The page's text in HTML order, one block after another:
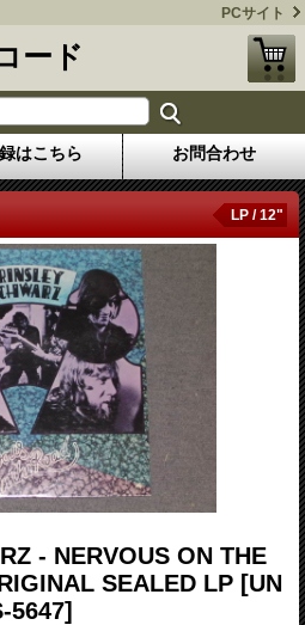
PCサイト
ード
はこちら お問合わせ
LP / 12"
- NERVOUS ON THE
SEALED LP [UN
5647]